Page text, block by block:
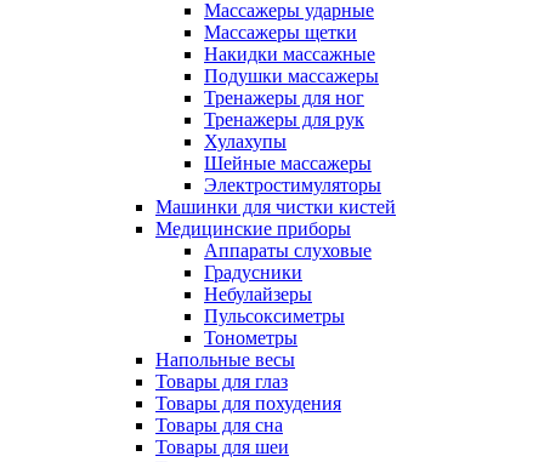
Массажеры ударные
Массажеры щетки
Накидки массажные
Подушки массажеры
Тренажеры для ног
Тренажеры для рук
Хулахупы
Шейные массажеры
Электростимуляторы
Машинки для чистки кистей
Медицинские приборы
Аппараты слуховые
Градусники
Небулайзеры
Пульсоксиметры
Тонометры
Напольные весы
Товары для глаз
Товары для похудения
Товары для сна
Товары для шеи